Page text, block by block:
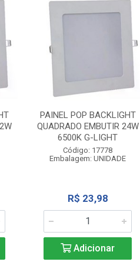
PAINEL POP BACKLIGHT
QUADRADO EMBUTIR 24W
6500K G-LIGHT
Código: 17778
Embalagem: UNIDADE
R$ 23,98
Adicionar